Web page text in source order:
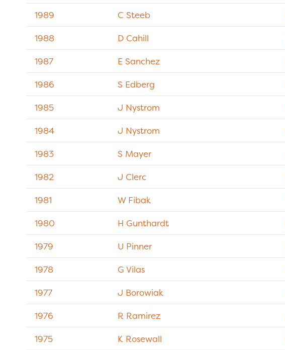
1989
C Steeb
1988
D Cahill
1987
E Sanchez
1986
S Edberg
1985
J Nystrom
1984
J Nystrom
1983
S Mayer
1982
J Clerc
1981
W Fibak
1980
H Gunthardt
1979
U Pinner
1978
G Vilas
1977
J Borowiak
1976
R Ramirez
1975
K Rosewall